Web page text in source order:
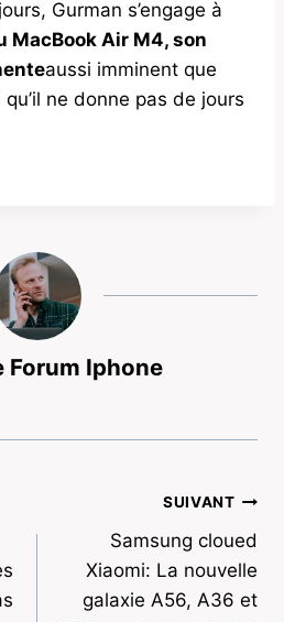
Gurman s’engage à
MacBook Air M4, son
aussi imminent que
ne donne pas de jours
Forum Iphone
SUIVANT
Samsung cloued
Xiaomi: La nouvelle
galaxie A56, A36 et